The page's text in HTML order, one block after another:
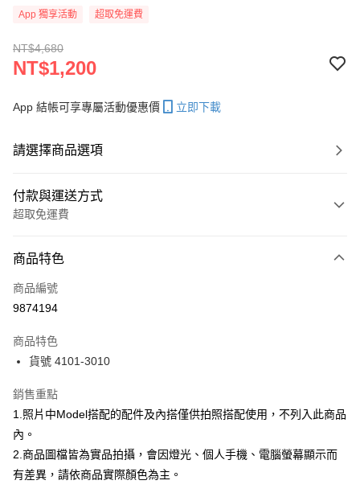
App 獨享活動 超取免運費
NT$4,680
NT$1,200
App 結帳可享專屬活動優惠價 立即下載
請選擇商品選項
付款與運送方式
超取免運費
信用卡一次付款
超商取貨付款
ATM付款
運送方式
全家取貨付款
付款後全家取貨
商品特色
商品編號
9874194
商品特色
貨號 4101-3010
銷售重點
1.照片中Model搭配的配件及內搭僅供拍照搭配使用，不列入此商品
內。
2.商品圖檔皆為實品拍攝，會因燈光、個人手機、電腦螢幕顯示而
有差異，請依商品實際顏色為主。